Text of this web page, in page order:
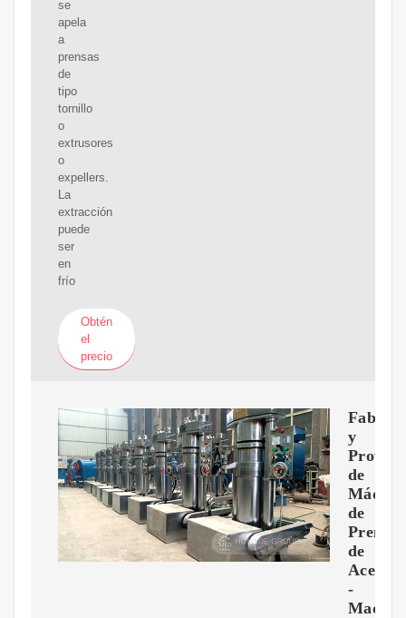
se
apela
a
prensas
de
tipo
tornillo
o
extrusores
o
expellers.
La
extracción
puede
ser
en
frío
Obtén
el
precio
y
de
de
Prensa
de
Aceite
-